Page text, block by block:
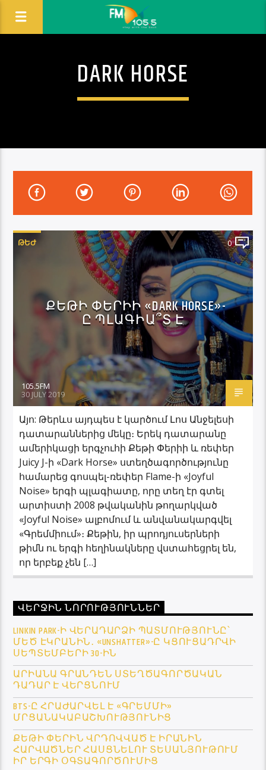
DARK HORSE
ԹԵԺ 0
ՔԵԹԻ ՓԵՐԻԻ «DARK HORSE»-
Ը ՊԼԱԳԻԱ՞Տ Է
105.5FM
30 JULY 2019
Այո: Թերևս այդպես է կարծում Լոս Անջելեսի
դատարաններից մեկը։ Երեկ դատարանը
ամերիկացի երգչուհի Քեթի Փերիի և ռեփեր
Juicy J-ի «Dark Horse» ստեղծագործությունը
համարեց գոսպել-ռեփեր Flame-ի «Joyful
Noise» երգի պլագիատը, որը տեղ էր գտել
արտիստի 2008 թվականին թողարկված
«Joyful Noise» ալբոմում և անվանակարգվել
«Գրեմմիում»։ Քեթին, իր պրոդյուսերների
թիմն ու երգի հեղինակները վստահեցրել են,
որ երբեք չեն […]
ՎԵՐՋԻՆ ՆՈՐՈՒԹՅՈՒՆՆԵՐ
LINKIN PARK-Ի ՎԵՐԱԴԱՐՁԻ ՊԱՏՄՈՒԹՅՈՒՆԸ՝
ՄԵԾ ԷԿՐԱՆԻՆ․ «UNSHATTER»-Ը ԿՑՈՒՑԱԴՐՎԻ
ՍԵՊՏԵՄԲԵՐԻ 30-ԻՆ
ԱՐԻԱՆԱ ԳՐԱՆԴԵՆ ՍՏԵՂԾԱԳՈՐԾԱԿԱՆ
ԴԱԴԱՐ Է ՎԵՐՑՆՈՒՄ
BTS-Ը ՀՐԱԺԱՐՎԵԼ Է «ԳՐԵՄՄԻ»
ՄՐՑԱՆԱԿԱԲԱՇԽՈՒԹՅՈՒՆԻՑ
ՔԵԹԻ ՓԵՐԻՆ ՎՐԴՈՎՎԱԾ Է ԻՐԱՆԻՆ
ՀԱՐՎԱԾՆԵՐ ՀԱՍՑՆԵԼՈՒ ՏԵՍԱՆՅՈՒԹՈՒՄ
ԻՐ ԵՐԳԻ ՕԳՏԱԳՈՐԾՈՒՄԻՑ